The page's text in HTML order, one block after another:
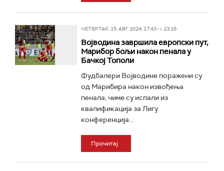
ЧЕТВРТАК, 15. АВГ 2024, 17:43 -> 23:16
Војводина завршила европски пут,
Марибор бољи након пенала у
Бачкој Тополи
Фудбалери Војводине поражени су
од Марибира након извођења
пенала, чиме су испали из
квалификација за Лигу
конференција...
Прочитај